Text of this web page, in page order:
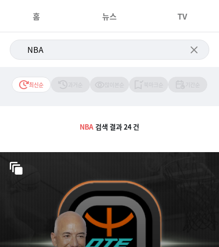
홈 뉴스 TV
최신순
NBA 검색 결과 24 건